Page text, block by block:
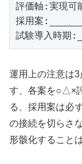
評価軸:実現
採用案
試験導入時期
運用上の注意は
す、各案を○△×
る、採用案は必
の接続を切らさ
形骸化すること